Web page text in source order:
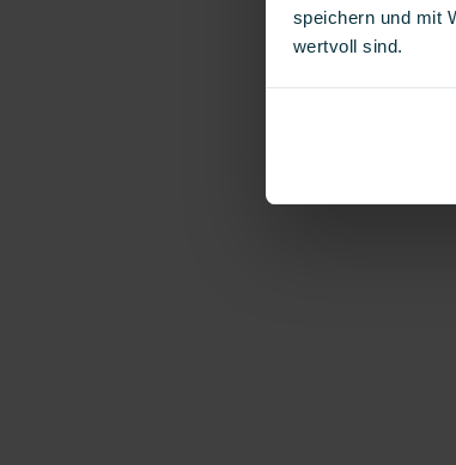
speichern und mit
wertvoll sind.